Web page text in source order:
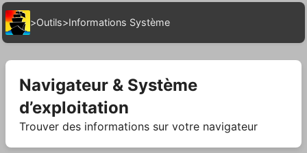
>Outils>Informations Système
Navigateur & Système
d’exploitation
Trouver des informations sur votre navigateur